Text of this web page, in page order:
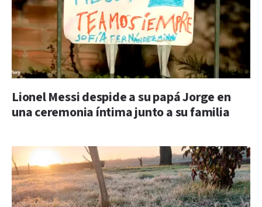
Lionel Messi despide a su papá Jorge en
una ceremonia íntima junto a su familia